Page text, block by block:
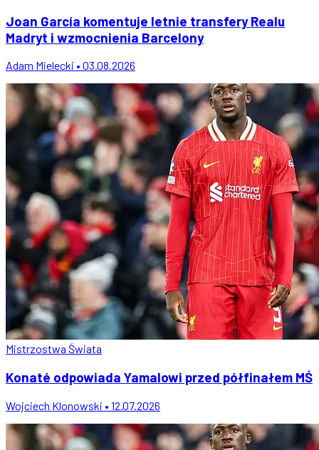
Joan García komentuje letnie transfery Realu
Madryt i wzmocnienia Barcelony
Adam Mielecki • 03.08.2026
Mistrzostwa Świata
Konaté odpowiada Yamalowi przed półfinałem MŚ
Wojciech Klonowski • 12.07.2026